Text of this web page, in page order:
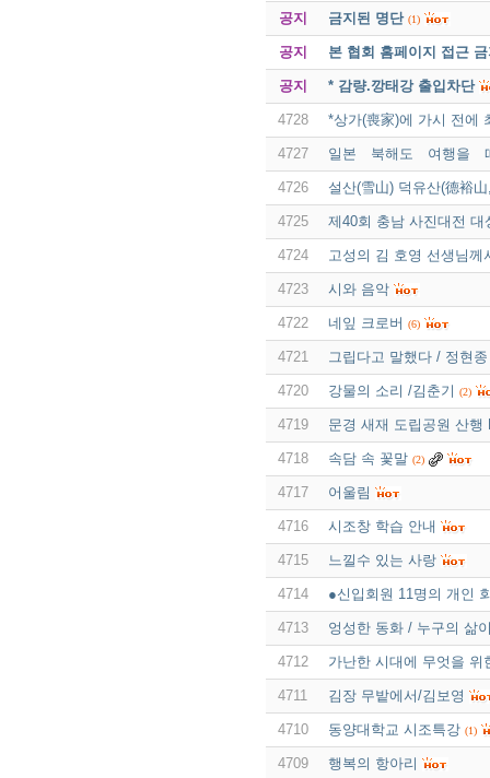
공지 금지된 명단 (1)
공지 본 협회 홈페이지 접근
공지 * 감량.깡태강 출입차단
4728 *상가(喪家)에 가시 전에
4727 일본 북해도 여행을
4726 설산(雪山) 덕유산(德裕
4725 제40회 충남 사진대전
4724 고성의 김 호영 선생님께
4723 시와 음악
4722 네잎 크로버 (6)
4721 그립다고 말했다 / 정현종
4720 강물의 소리 /김춘기 (2)
4719 문경 새재 도립공원 산행
4718 속담 속 꽃말 (2)
4717 어울림
4716 시조창 학습 안내
4715 느낄수 있는 사랑
4714 ●신입회원 11명의 개인
4713 엉성한 동화 / 누구의 삶
4712 가난한 시대에 무엇을 위
4711 김장 무밭에서/김보영
4710 동양대학교 시조특강 (1)
4709 행복의 항아리